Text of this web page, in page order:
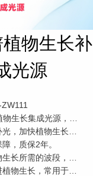
物生长补
光源
为混光RGB，中间为全光谱白光加660红光。
能有效降低生产成本。该产品采用大品牌原材料，
，质保2年。
为偏红的白光，红光拥有双波段，
棚种植和室内观赏植物的补光。